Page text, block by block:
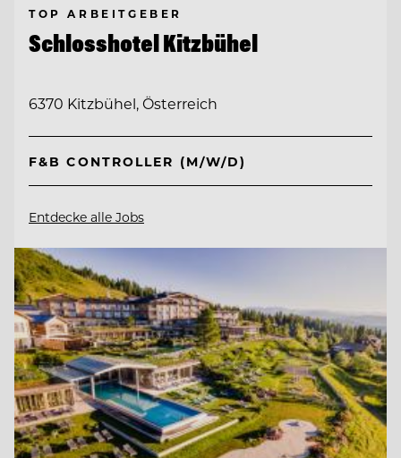
TOP ARBEITGEBER
Schlosshotel Kitzbühel
6370 Kitzbühel, Österreich
F&B CONTROLLER (M/W/D)
Entdecke alle Jobs